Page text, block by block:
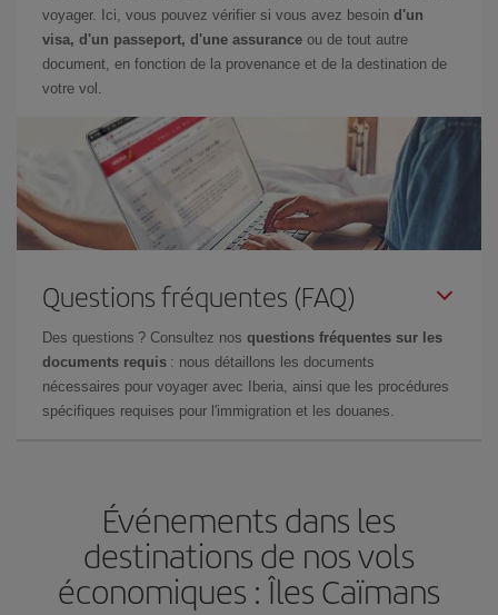
voyager. Ici, vous pouvez vérifier si vous avez besoin d'un
visa, d'un passeport, d'une assurance ou de tout autre
document, en fonction de la provenance et de la destination de
votre vol.
Questions fréquentes (FAQ)
Des questions ? Consultez nos questions fréquentes sur les
documents requis : nous détaillons les documents
nécessaires pour voyager avec Iberia, ainsi que les procédures
spécifiques requises pour l'immigration et les douanes.
Événements dans les
destinations de nos vols
économiques : Îles Caïmans